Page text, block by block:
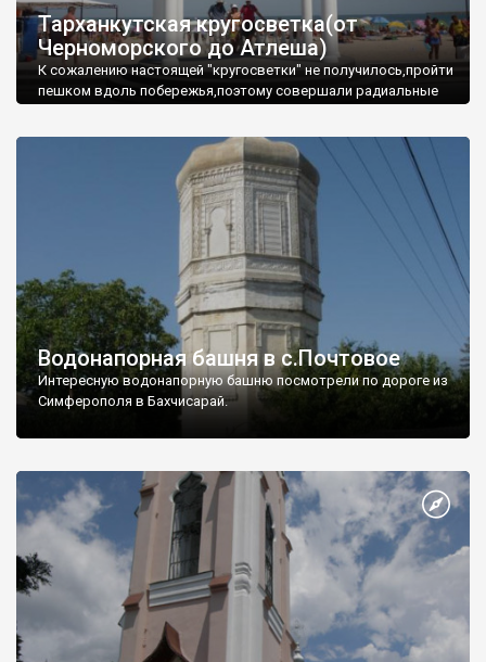
Тарханкутская кругосветка(от
Черноморского до Атлеша)
К сожалению настоящей "кругосветки" не получилось,пройти
пешком вдоль побережья,поэтому совершали радиальные
Водонапорная башня в с.Почтовое
Интересную водонапорную башню посмотрели по дороге из
Симферополя в Бахчисарай.